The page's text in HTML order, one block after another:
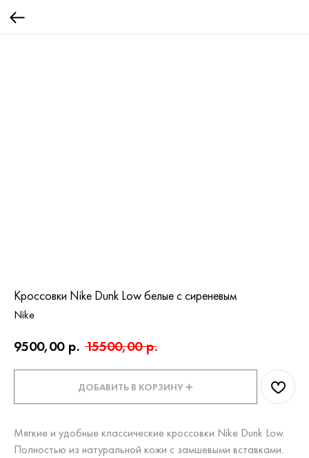
Кроссовки Nike Dunk Low белые с сиреневым
Nike
9500,00 р. 15500,00 р.
ДОБАВИТЬ В КОРЗИНУ ➕
Мягкие и удобные классические кроссовки Nike Dunk Low.
Полностью из натуральной кожи с замшевыми вставками.